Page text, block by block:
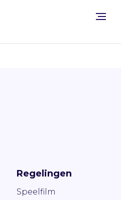
Regelingen
Speelfilm